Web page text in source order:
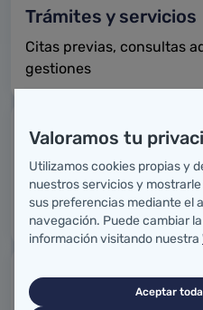
Trámites y servicios
Citas previas, consultas
gestiones
Mapa sanitario de
Busca tu centro de
Valoramos tu
Utilizamos cookies propias y
nuestros servicios y
sus preferencias mediante el
navegación. Puede cambiar
información visitando nuestra
Aceptar